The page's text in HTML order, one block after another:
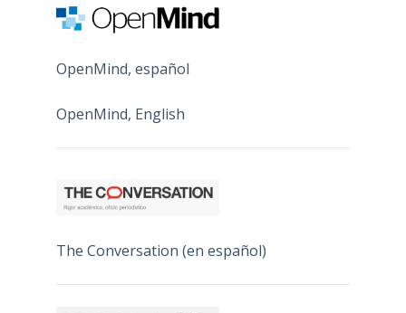
OpenMind, español
OpenMind, English
The Conversation (en español)